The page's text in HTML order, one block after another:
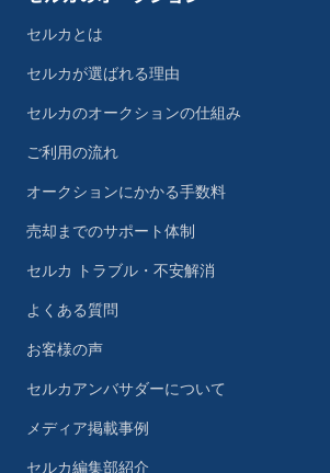
セルカとは
セルカが選ばれる理由
セルカのオークションの仕組み
ご利用の流れ
オークションにかかる手数料
売却までのサポート体制
セルカ トラブル・不安解消
よくある質問
お客様の声
セルカアンバサダーについて
メディア掲載事例
セルカ編集部紹介